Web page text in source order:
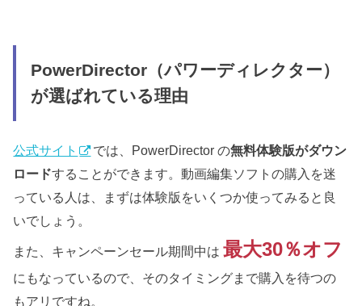
PowerDirector（パワーディレクター）
が選ばれている理由
公式サイト では、PowerDirector の無料体験版がダウン
ロードすることができます。動画編集ソフトの購入を迷
っている人は、まずは体験版をいくつか使ってみると良
いでしょう。
また、キャンペーンセール期間中は最大30％オフ
にもなっているので、そのタイミングまで購入を待つの
もアリですね。